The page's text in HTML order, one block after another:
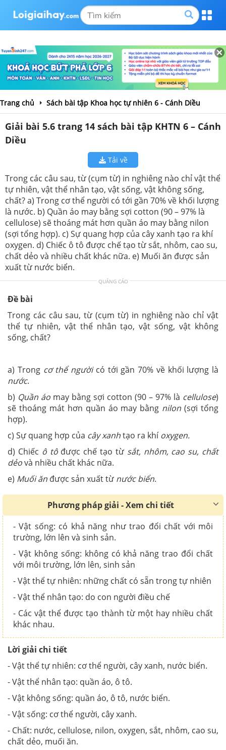
Trang chủ Sách bài tập Khoa học tự nhiên 6 - Cánh Diều
Giải bài 5.6 trang 14 sách bài tập KHTN 6 – Cánh
Diều
Tải về
Trong các câu sau, từ (cụm từ) in nghiêng nào chỉ vật thể
tự nhiên, vật thể nhân tạo, vật sống, vật không sống,
chất? a) Trong cơ thể người có tới gần 70% về khối lượng
là nước. b) Quần áo may bằng sợi cotton (90 – 97% là
cellulose) sẽ thoáng mát hơn quần áo may bằng nilon
(sợi tổng hợp). c) Sự quang hợp của cây xanh tạo ra khí
oxygen. d) Chiếc ô tô được chế tạo từ sắt, nhôm, cao su,
chất dẻo và nhiều chất khác nữa. e) Muối ăn được sản
xuất từ nước biển.
QUẢNG CÁO
Đề bài
Trong các câu sau, từ (cụm từ) in nghiêng nào chỉ vật
thể tự nhiên, vật thể nhân tạo, vật sống, vật không
sống, chất?
a) Trong cơ thể ngườicó tới gần 70% về khối lượng là
nước.
b) Quần áo may bằng sợi cotton (90 – 97% là cellulose)
sẽ thoáng mát hơn quần áo may bằng nilon (sợi tổng
hợp).
c) Sự quang hợp của cây xanhtạo ra khíoxygen.
d) Chiếc ô tôđược chế tạo từ sắt, nhôm, cao su, chất
dẻovà nhiều chất khác nữa.
e) Muối ăn được sản xuất từ nước biển.
Phương pháp giải - Xem chi tiết
- Vật sống: có khả năng như trao đổi chất với môi
trường, lớn lên và sinh sản.
- Vật không sống: không có khả năng trao đổi chất
với môi trường, lớn lên, sinh sản
- Vật thể tự nhiên: những chất có sẵn trong tự nhiên
- Vật thể nhân tạo: do con người điều chế
- Các vật thể được tạo thành từ một hay nhiều chất
khác nhau.
Lời giải chi tiết
- Vật thể tự nhiên: cơ thể người, cây xanh, nước biển.
- Vật thể nhân tạo: quần áo, ô tô.
- Vật không sống: quần áo, ô tô, nước biển.
- Vật sống: cơ thể người, cây xanh.
- Chất: nước, cellulose, nilon, oxygen, sắt, nhôm, cao su,
chất dẻo, muối ăn.